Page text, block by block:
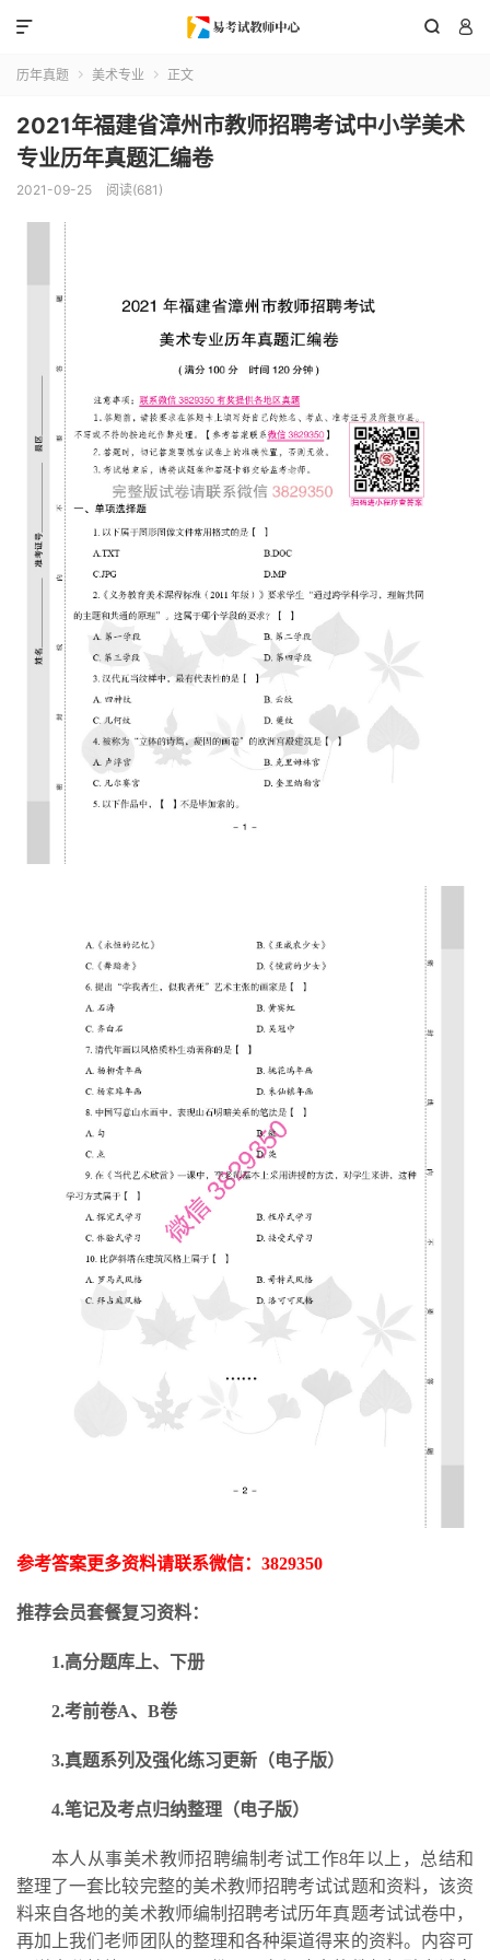
 

历年真题  美术专业  正文
2021年福建省漳州市教师招聘考试中小学美术
专业历年真题汇编卷
2021-09-25 阅读(681)
参考答案更多资料请联系微信： 3829350
推荐会员套餐复习资料：
1.高分题库上、下册
2.考前卷A、B卷
3.真题系列及强化练习更新 （电子版）
4.笔记及考点归纳整理（电子版）
本人从事美术教师招聘编制考试工作8年以上，总结和
整理了一套比较完整的美术教师招聘考试试题和资料，该资
料来自各地的美术教师编制招聘考试历年真题考试试卷中，
再加上我们老师团队的整理和各种渠道得来的资料。内容可